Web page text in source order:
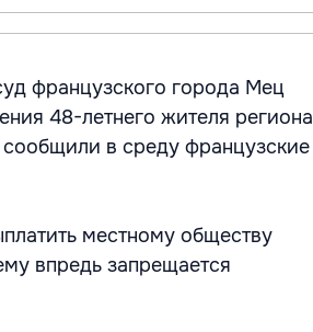
французского города Мец
48-летнего жителя региона
в среду французские
местному обществу
впредь запрещается